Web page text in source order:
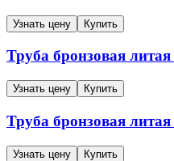
Узнать цену Купить
Труба бронзовая литая
Узнать цену Купить
Труба бронзовая литая
Узнать цену Купить